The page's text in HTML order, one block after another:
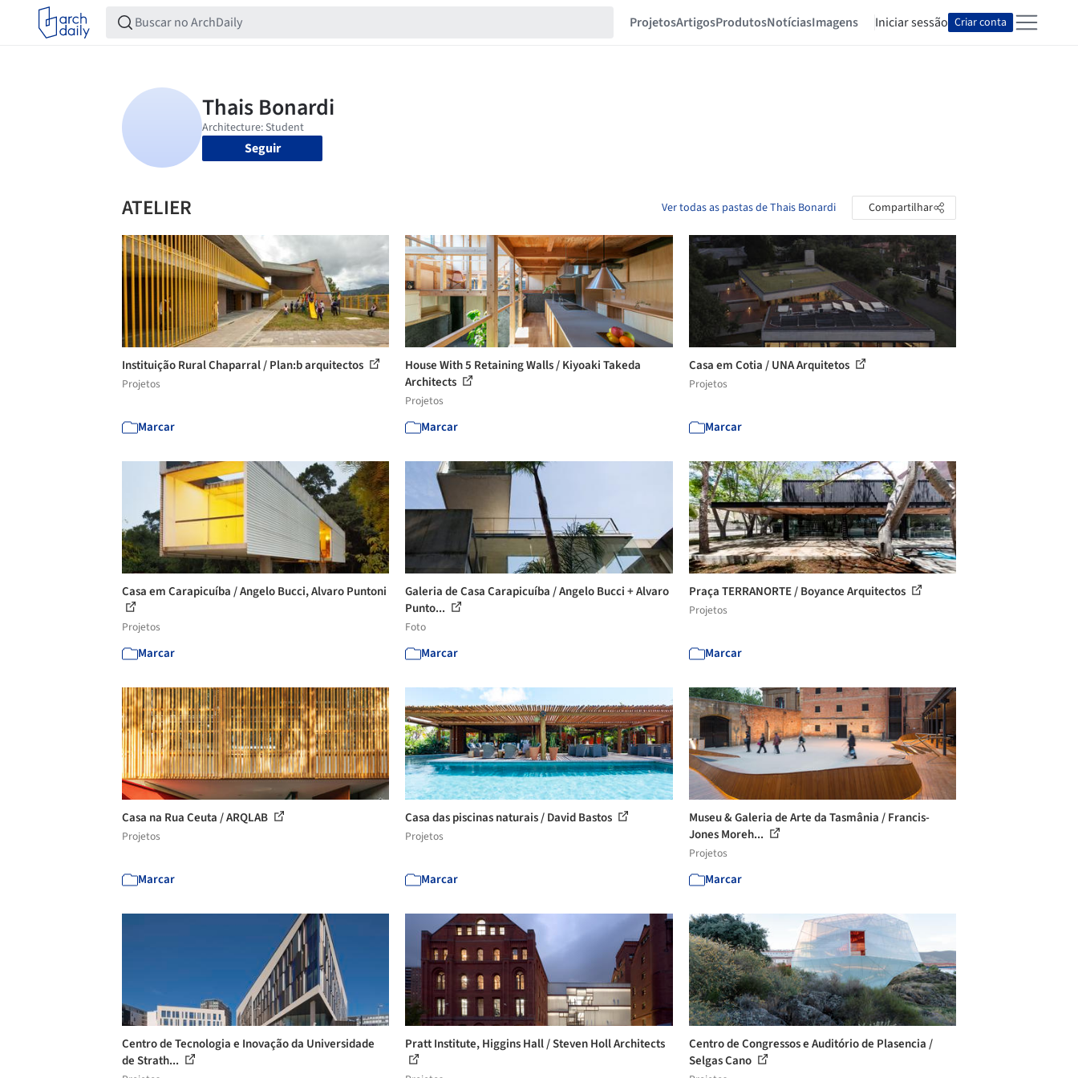
ProjetosArtigosProdutosNotíciasImagens Iniciar sessão Criar conta
Seguir
ATELIER Ver todas as pastas de Thais Bonardi Compartilhar
Instituição Rural Chaparral / Plan:b arquitectos
Projetos
Marcar
House With 5 Retaining Walls / Kiyoaki Takeda
Architects
Projetos
Marcar
Casa em Cotia / UNA Arquitetos
Projetos
Marcar
Casa em Carapicuíba / Angelo Bucci, Alvaro Puntoni
Projetos
Marcar
Galeria de Casa Carapicuíba / Angelo Bucci + Alvaro
Punto...
Foto
Marcar
Praça TERRANORTE / Boyance Arquitectos
Projetos
Marcar
Casa na Rua Ceuta / ARQLAB
Projetos
Marcar
Casa das piscinas naturais / David Bastos
Projetos
Marcar
Museu & Galeria de Arte da Tasmânia / Francis-
Jones Moreh...
Projetos
Marcar
Centro de Tecnologia e Inovação da Universidade
de Strath...
Pratt Institute, Higgins Hall / Steven Holl Architects
Centro de Congressos e Auditório de Plasencia /
Selgas Cano